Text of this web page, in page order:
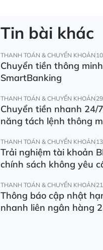
Tin bài khác
THANH TOÁN & CHUYỂN KHOẢN
Chuyển tiền thông
SmartBanking
THANH TOÁN & CHUYỂN KHOẢN
Chuyển tiền nhanh 24/
năng tách lệnh thông
THANH TOÁN & CHUYỂN KHOẢN
Trải nghiệm tài khoản
chính sách không yêu
THANH TOÁN & CHUYỂN KHOẢN
Thông báo cập nhật
nhanh liên ngân hàng